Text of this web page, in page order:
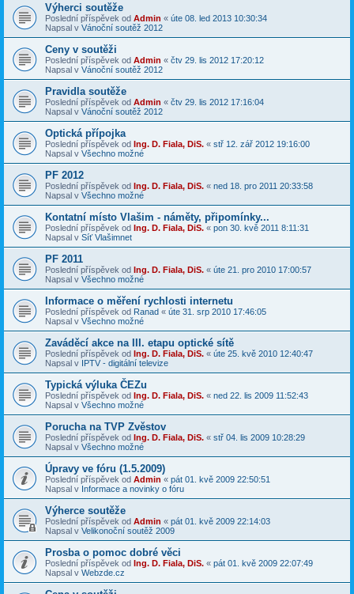
Výherci soutěže
Poslední příspěvek od Admin « úte 08. led 2013 10:30:34
Napsal v Vánoční soutěž 2012
Ceny v soutěži
Poslední příspěvek od Admin « čtv 29. lis 2012 17:20:12
Napsal v Vánoční soutěž 2012
Pravidla soutěže
Poslední příspěvek od Admin « čtv 29. lis 2012 17:16:04
Napsal v Vánoční soutěž 2012
Optická přípojka
Poslední příspěvek od Ing. D. Fiala, DiS. « stř 12. zář 2012 19:16:00
Napsal v Všechno možné
PF 2012
Poslední příspěvek od Ing. D. Fiala, DiS. « ned 18. pro 2011 20:33:58
Napsal v Všechno možné
Kontatní místo Vlašim - náměty, připomínky...
Poslední příspěvek od Ing. D. Fiala, DiS. « pon 30. kvě 2011 8:11:31
Napsal v Síť Vlašimnet
PF 2011
Poslední příspěvek od Ing. D. Fiala, DiS. « úte 21. pro 2010 17:00:57
Napsal v Všechno možné
Informace o měření rychlosti internetu
Poslední příspěvek od Ranad « úte 31. srp 2010 17:46:05
Napsal v Všechno možné
Zaváděcí akce na III. etapu optické sítě
Poslední příspěvek od Ing. D. Fiala, DiS. « úte 25. kvě 2010 12:40:47
Napsal v IPTV - digitální televize
Typická výluka ČEZu
Poslední příspěvek od Ing. D. Fiala, DiS. « ned 22. lis 2009 11:52:43
Napsal v Všechno možné
Porucha na TVP Zvěstov
Poslední příspěvek od Ing. D. Fiala, DiS. « stř 04. lis 2009 10:28:29
Napsal v Všechno možné
Úpravy ve fóru (1.5.2009)
Poslední příspěvek od Admin « pát 01. kvě 2009 22:50:51
Napsal v Informace a novinky o fóru
Výherce soutěže
Poslední příspěvek od Admin « pát 01. kvě 2009 22:14:03
Napsal v Velikonoční soutěž 2009
Prosba o pomoc dobré věci
Poslední příspěvek od Ing. D. Fiala, DiS. « pát 01. kvě 2009 22:07:49
Napsal v Webzde.cz